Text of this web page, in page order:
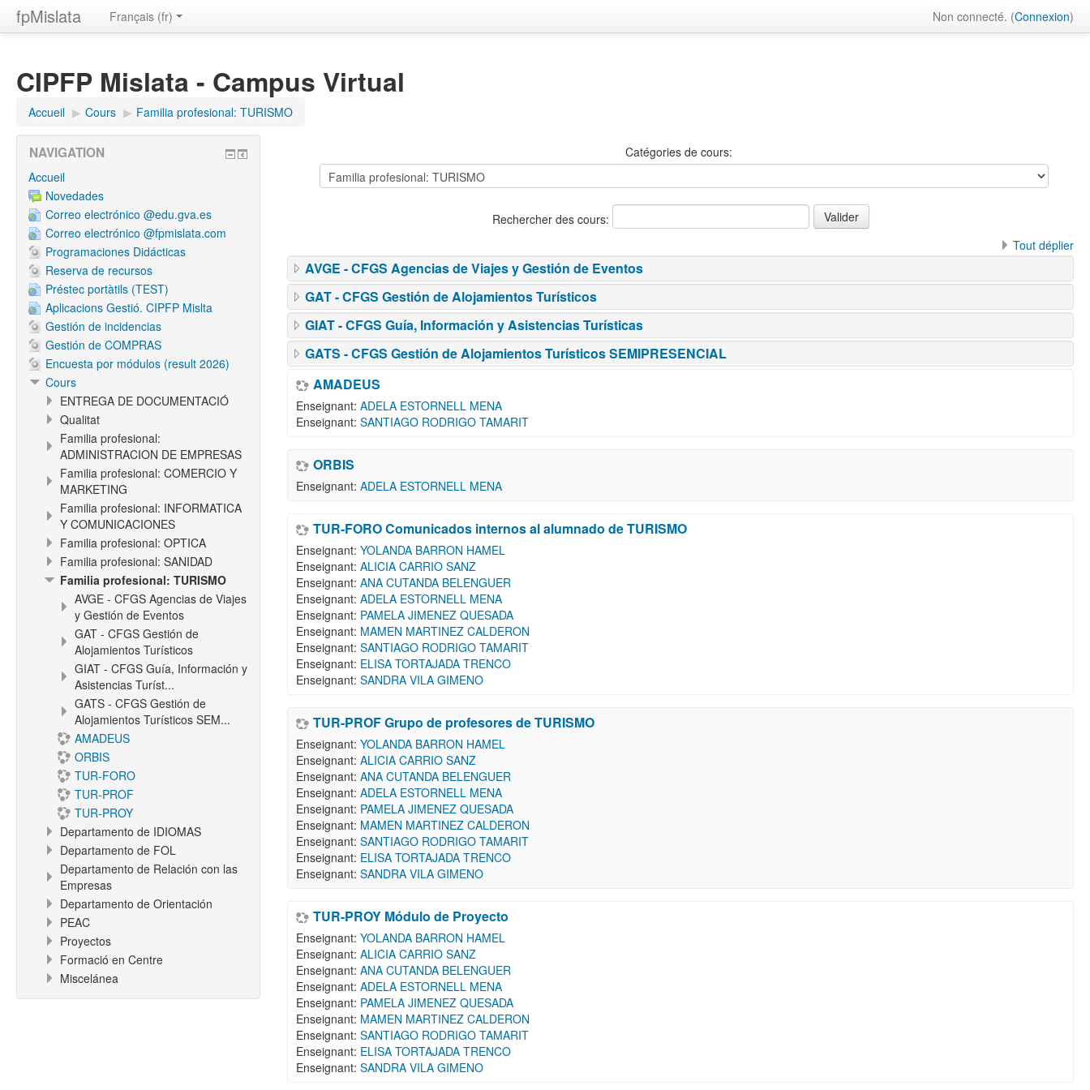
fpMislata Non connecté. (Connexion)
Français ‎(fr)‎
CIPFP Mislata - Campus Virtual
Accueil ▶︎ Cours ▶︎ Familia profesional: TURISMO
Catégories de cours:
Rechercher des cours:
Tout déplier
AVGE - CFGS Agencias de Viajes y Gestión de Eventos
GAT - CFGS Gestión de Alojamientos Turísticos
GIAT - CFGS Guía, Información y Asistencias Turísticas
GATS - CFGS Gestión de Alojamientos Turísticos SEMIPRESENCIAL
AMADEUS
Enseignant:ADELA ESTORNELL MENA
Enseignant:SANTIAGO RODRIGO TAMARIT
ORBIS
Enseignant:ADELA ESTORNELL MENA
TUR-FORO Comunicados internos al alumnado de TURISMO
Enseignant:YOLANDA BARRON HAMEL
Enseignant:ALICIA CARRIO SANZ
Enseignant:ANA CUTANDA BELENGUER
Enseignant:ADELA ESTORNELL MENA
Enseignant: PAMELA JIMENEZ QUESADA
Enseignant: MAMEN MARTINEZ CALDERON
Enseignant:SANTIAGO RODRIGO TAMARIT
Enseignant: ELISA TORTAJADA TRENCO
Enseignant:SANDRA VILA GIMENO
TUR-PROF Grupo de profesores de TURISMO
Enseignant:YOLANDA BARRON HAMEL
Enseignant:ALICIA CARRIO SANZ
Enseignant:ANA CUTANDA BELENGUER
Enseignant:ADELA ESTORNELL MENA
Enseignant: PAMELA JIMENEZ QUESADA
Enseignant: MAMEN MARTINEZ CALDERON
Enseignant:SANTIAGO RODRIGO TAMARIT
Enseignant: ELISA TORTAJADA TRENCO
Enseignant:SANDRA VILA GIMENO
TUR-PROY Módulo de Proyecto
Enseignant:YOLANDA BARRON HAMEL
Enseignant:ALICIA CARRIO SANZ
Enseignant:ANA CUTANDA BELENGUER
Enseignant:ADELA ESTORNELL MENA
Enseignant: PAMELA JIMENEZ QUESADA
Enseignant: MAMEN MARTINEZ CALDERON
Enseignant:SANTIAGO RODRIGO TAMARIT
Enseignant: ELISA TORTAJADA TRENCO
Enseignant:SANDRA VILA GIMENO
NAVIGATION
Accueil
Novedades
Correo electrónico @edu.gva.es
Correo electrónico @fpmislata.com
Programaciones Didácticas
Reserva de recursos
Préstec portàtils (TEST)
Aplicacions Gestió. CIPFP Mislta
Gestión de incidencias
Gestión de COMPRAS
Encuesta por módulos (result 2026)
Cours
ENTREGA DE DOCUMENTACIÓ
Qualitat
Familia profesional:
ADMINISTRACION DE EMPRESAS
Familia profesional: COMERCIO Y
MARKETING
Familia profesional: INFORMATICA
Y COMUNICACIONES
Familia profesional: OPTICA
Familia profesional: SANIDAD
Familia profesional: TURISMO
AVGE - CFGS Agencias de Viajes
y Gestión de Eventos
GAT - CFGS Gestión de
Alojamientos Turísticos
GIAT - CFGS Guía, Información y
Asistencias Turíst...
GATS - CFGS Gestión de
Alojamientos Turísticos SEM...
AMADEUS
ORBIS
TUR-FORO
TUR-PROF
TUR-PROY
Departamento de IDIOMAS
Departamento de FOL
Departamento de Relación con las
Empresas
Departamento de Orientación
PEAC
Proyectos
Formació en Centre
Miscelánea